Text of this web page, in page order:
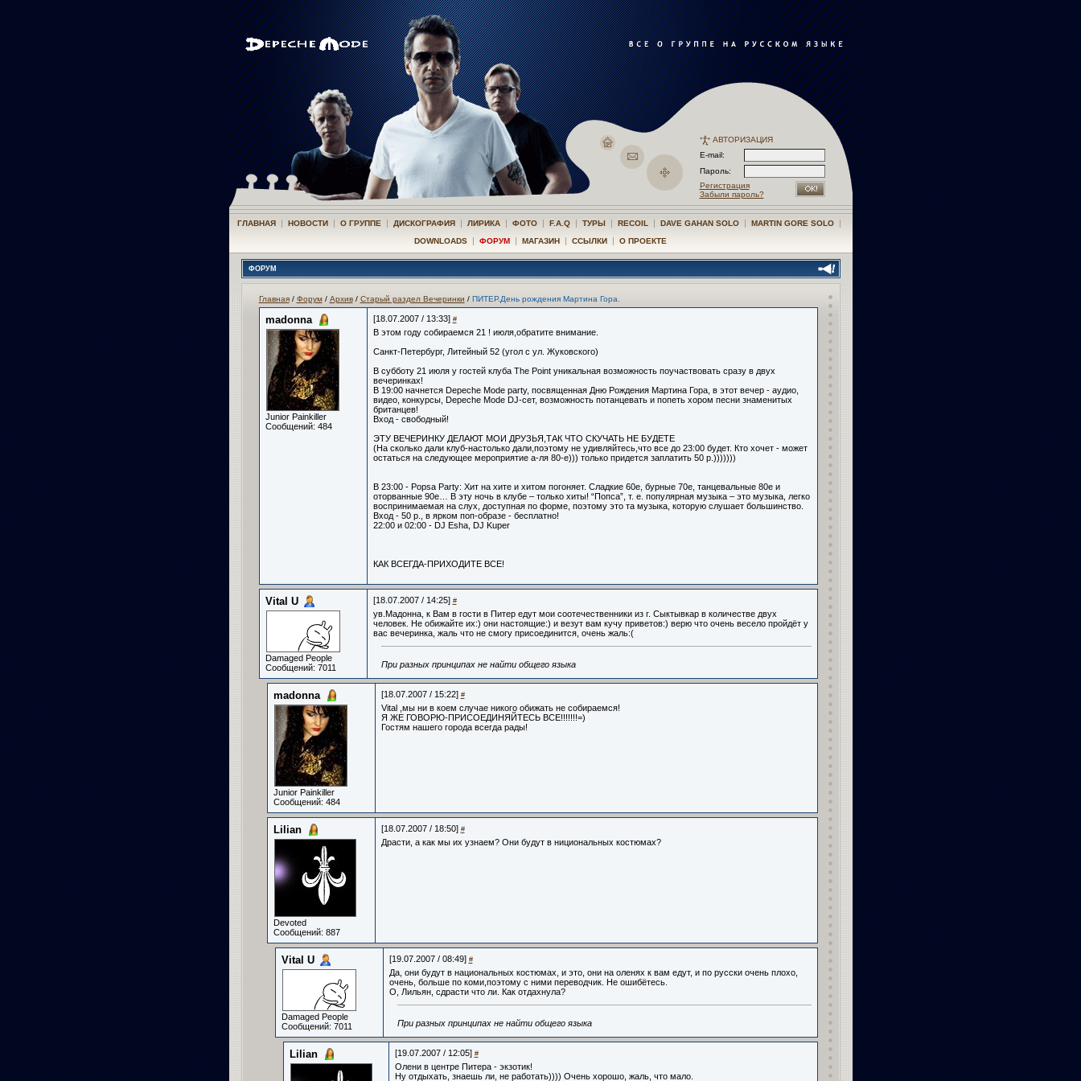
АВТОРИЗАЦИЯ
E-mail:
Пароль:
Регистрация
Забыли пароль?
ГЛАВНАЯ | НОВОСТИ | О ГРУППЕ | ДИСКОГРАФИЯ | ЛИРИКА | ФОТО | F.A.Q | ТУРЫ | RECOIL | DAVE GAHAN SOLO | MARTIN GORE SOLO |
DOWNLOADS | ФОРУМ | МАГАЗИН | ССЫЛКИ | О ПРОЕКТЕ
ФОРУМ
Главная/ Форум/ Архив/ Старый раздел Вечеринки / ПИТЕР.День рождения Мартина Гора.
madonna
Junior Painkiller
Сообщений: 484
[18.07.2007 / 13:33] #
В этом году собираемся 21 ! июля,обратите внимание.
Санкт-Петербург, Литейный 52 (угол с ул. Жуковского)
В субботу 21 июля у гостей клуба The Point уникальная возможность поучаствовать сразу в двух
вечеринках!
В 19:00 начнется Depeche Mode party, посвященная Дню Рождения Мартина Гора, в этот вечер - аудио,
видео, конкурсы, Depeche Mode DJ-сет, возможность потанцевать и попеть хором песни знаменитых
британцев!
Вход - свободный!
ЭТУ ВЕЧЕРИНКУ ДЕЛАЮТ МОИ ДРУЗЬЯ,ТАК ЧТО СКУЧАТЬ НЕ БУДЕТЕ
(На сколько дали клуб-настолько дали,поэтому не удивляйтесь,что все до 23:00 будет. Кто хочет - может
остаться на следующее мероприятие а-ля 80-е))) только придется заплатить 50 р.)))))))
В 23:00 - Popsa Party: Хит на хите и хитом погоняет. Сладкие 60е, бурные 70е, танцевальные 80е и
оторванные 90е… В эту ночь в клубе – только хиты! “Попса”, т. е. популярная музыка – это музыка, легко
воспринимаемая на слух, доступная по форме, поэтому это та музыка, которую слушает большинство.
Вход - 50 р., в ярком поп-образе - бесплатно!
22:00 и 02:00 - DJ Esha, DJ Kuper
КАК ВСЕГДА-ПРИХОДИТЕ ВСЕ!
Vital U
Damaged People
Сообщений: 7011
[18.07.2007 / 14:25] #
ув.Мадонна, к Вам в гости в Питер едут мои соотечественники из г. Сыктывкар в количестве двух
человек. Не обижайте их:) они настоящие:) и везут вам кучу приветов:) верю что очень весело пройдёт у
вас вечеринка, жаль что не смогу присоединится, очень жаль:(
При разных принципах не найти общего языка
madonna
Junior Painkiller
Сообщений: 484
[18.07.2007 / 15:22] #
Vital ,мы ни в коем случае никого обижать не собираемся!
Я ЖЕ ГОВОРЮ-ПРИСОЕДИНЯЙТЕСЬ ВСЕ!!!!!!!=)
Гостям нашего города всегда рады!
Lilian
Devoted
Сообщений: 887
[18.07.2007 / 18:50] #
Драсти, а как мы их узнаем? Они будут в нициональных костюмах?
Vital U
Damaged People
Сообщений: 7011
[19.07.2007 / 08:49] #
Да, они будут в национальных костюмах, и это, они на оленях к вам едут, и по русски очень плохо,
очень, больше по коми,поэтому с ними переводчик. Не ошибётесь.
О, Лильян, сдрасти что ли. Как отдахнула?
При разных принципах не найти общего языка
Lilian [19.07.2007 / 12:05] #
Олени в центре Питера - экзотик!
Ну отдыхать, знаешь ли, не работать)))) Очень хорошо, жаль, что мало.